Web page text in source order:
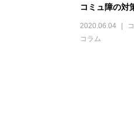
コミュ障の対
2020.06.04
コラム